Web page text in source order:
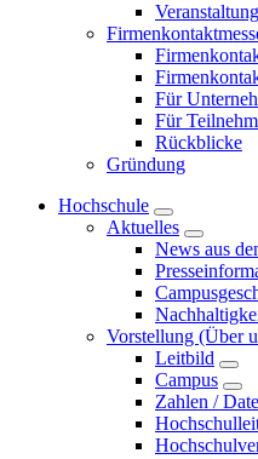
Für
Für
Rückblicke
Gründung
Hochschule
Aktuelles
News aus
Vorstellung (Über
Leitbild
Campus
Zahlen /